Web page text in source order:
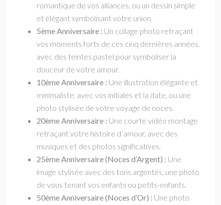
romantique de vos alliances, ou un dessin simple
et élégant symbolisant votre union.
5ème Anniversaire : Un collage photo retraçant
vos moments forts de ces cinq dernières années,
avec des teintes pastel pour symboliser la
douceur de votre amour.
10ème Anniversaire : Une illustration élégante et
minimaliste, avec vos initiales et la date, ou une
photo stylisée de votre voyage de noces.
20ème Anniversaire : Une courte vidéo montage
retraçant votre histoire d’amour, avec des
musiques et des photos significatives.
25ème Anniversaire (Noces d’Argent) : Une
image stylisée avec des tons argentés, une photo
de vous tenant vos enfants ou petits-enfants.
50ème Anniversaire (Noces d’Or) : Une photo